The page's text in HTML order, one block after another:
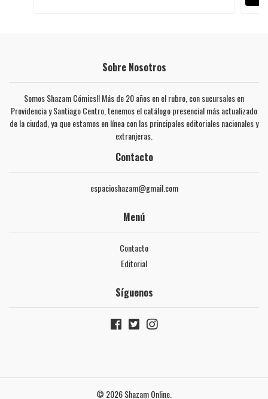
Sobre Nosotros
Somos Shazam Cómics!! Más de 20 años en el rubro, con sucursales en
Providencia y Santiago Centro, tenemos el catálogo presencial más actualizado
de la ciudad, ya que estamos en línea con las principales editoriales nacionales y
extranjeras.
Contacto
espacioshazam@gmail.com
Menú
Contacto
Editorial
Síguenos
© 2026 Shazam Online.